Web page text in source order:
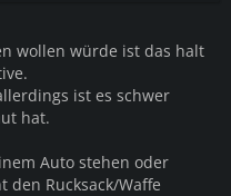
wollen würde ist das halt
ist es schwer
hat.
Auto stehen oder
Rucksack/Waffe